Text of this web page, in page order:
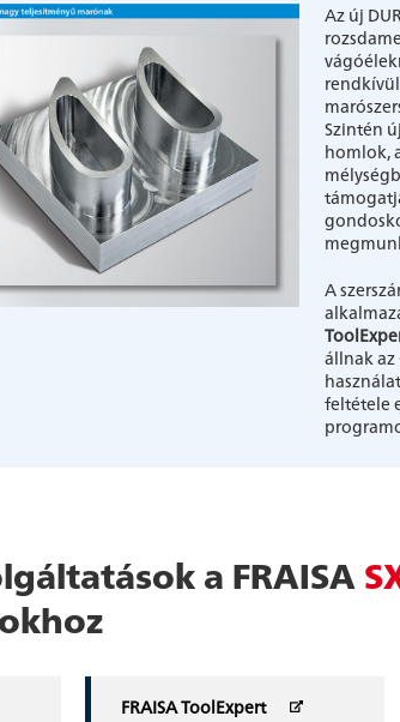
Az új
Szintén
homlok,
A
állnak az
feltétele
a FRAISA
FRAISA ToolExpert